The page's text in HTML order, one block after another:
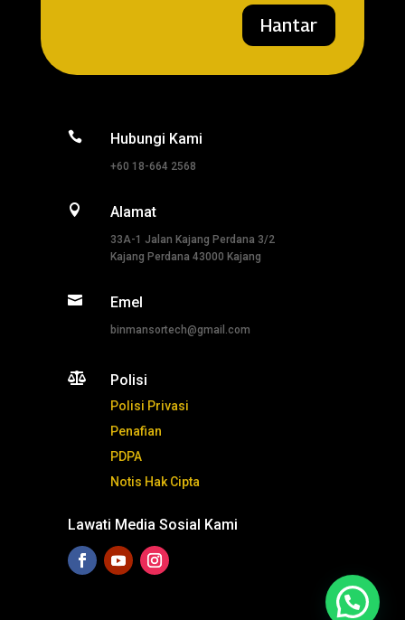
Hantar
 Hubungi Kami
+60 18-664 2568
 Alamat
33A-1 Jalan Kajang Perdana 3/2
Kajang Perdana 43000 Kajang
 Emel
binmansortech@gmail.com
 Polisi
Polisi Privasi
Penafian
PDPA
Notis Hak Cipta
Lawati Media Sosial Kami